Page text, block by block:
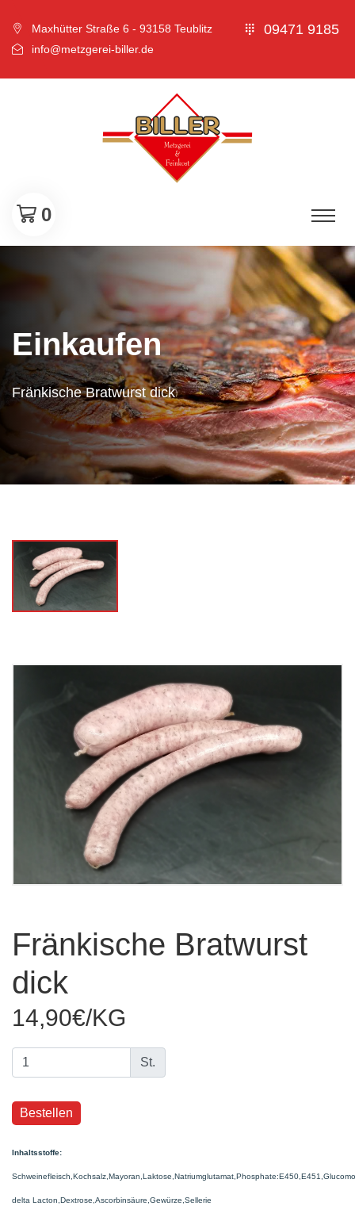
Maxhütter Straße 6 - 93158 Teublitz
info@metzgerei-biller.de
09471 9185
0
Einkaufen
Fränkische Bratwurst dick
Fränkische Bratwurst
dick
14,90€/KG
St.
Inhaltsstoffe:
Schweinefleisch,Kochsalz,Mayoran,Laktose,Natriumglutamat,Phosphate:E450,E451,Glucomo
delta Lacton,Dextrose,Ascorbinsäure,Gewürze,Sellerie